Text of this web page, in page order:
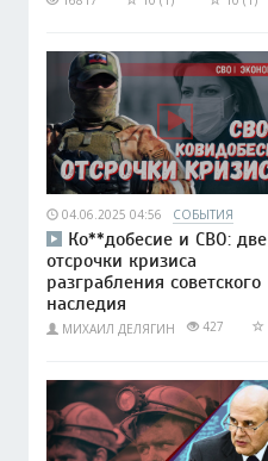
04.06.2025 04:56 СОБЫТИЯ
Ко**добесие и СВО: две
отсрочки кризиса
разграбления советского
наследия
МИХАИЛ ДЕЛЯГИН 427